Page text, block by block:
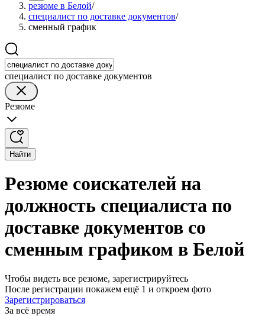
резюме в Белой/
специалист по доставке документов/
сменный график
специалист по доставке документов
Резюме
Найти
Резюме соискателей на
должность специалиста по
доставке документов со
сменным графиком в Белой
Чтобы видеть все резюме, зарегистрируйтесь
После регистрации покажем ещё 1 и откроем фото
Зарегистрироваться
За всё время